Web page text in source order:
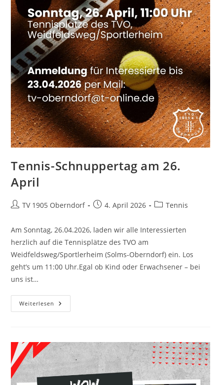
Tennis-Schnuppertag am 26.
April
TV 1905 Oberndorf 4. April 2026 Tennis
Am Sonntag, 26.04.2026, laden wir alle Interessierten
herzlich auf die Tennisplätze des TVO am
Weidfeldsweg/Sportlerheim (Solms-Oberndorf) ein. Los
geht’s um 11:00 Uhr.Egal ob Kind oder Erwachsener – bei
uns ist…
Weiterlesen